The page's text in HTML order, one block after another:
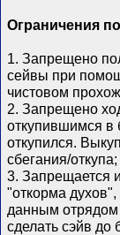
Ограничения
1. Запрещено
сейвы при
чистовом
2. Запрещено
откупившимся в
откупился.
сбегания/откупа;
3. Запрещается
"откорма духов",
данным отрядом
сделать сэйв до